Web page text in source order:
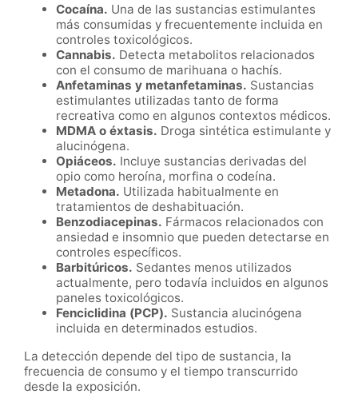
Cocaína. Una de las sustancias estimulantes
más consumidas y frecuentemente incluida en
controles toxicológicos.
Cannabis. Detecta metabolitos relacionados
con el consumo de marihuana o hachís.
Anfetaminas y metanfetaminas. Sustancias
estimulantes utilizadas tanto de forma
recreativa como en algunos contextos médicos.
MDMA o éxtasis. Droga sintética estimulante y
alucinógena.
Opiáceos. Incluye sustancias derivadas del
opio como heroína, morfina o codeína.
Metadona. Utilizada habitualmente en
tratamientos de deshabituación.
Benzodiacepinas. Fármacos relacionados con
ansiedad e insomnio que pueden detectarse en
controles específicos.
Barbitúricos. Sedantes menos utilizados
actualmente, pero todavía incluidos en algunos
paneles toxicológicos.
Fenciclidina (PCP). Sustancia alucinógena
incluida en determinados estudios.
La detección depende del tipo de sustancia, la
frecuencia de consumo y el tiempo transcurrido
desde la exposición.